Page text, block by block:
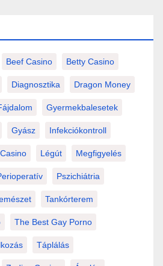
Beef Casino Betty Casino
Diagnosztika Dragon Money
Gyermekbalesetek
Gyász Infekciókontroll
Légút Megfigyelés
Pszichiátria
Tankórterem
The Best Gay Porno
Táplálás